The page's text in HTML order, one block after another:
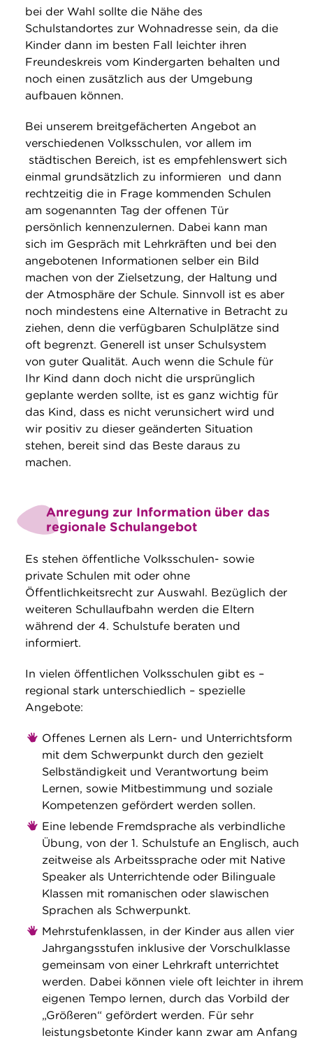
bei der Wahl sollte die Nähe des
Schulstandortes zur Wohnadresse sein, da die
Kinder dann im besten Fall leichter ihren
Freundeskreis vom Kindergarten behalten und
noch einen zusätzlich aus der Umgebung
aufbauen können.
Bei unserem breitgefächerten Angebot an
verschiedenen Volksschulen, vor allem im
städtischen Bereich, ist es empfehlenswert sich
einmal grundsätzlich zu informieren und dann
rechtzeitig die in Frage kommenden Schulen
am sogenannten Tag der offenen Tür
persönlich kennenzulernen. Dabei kann man
sich im Gespräch mit Lehrkräften und bei den
angebotenen Informationen selber ein Bild
machen von der Zielsetzung, der Haltung und
der Atmosphäre der Schule. Sinnvoll ist es aber
noch mindestens eine Alternative in Betracht zu
ziehen, denn die verfügbaren Schulplätze sind
oft begrenzt. Generell ist unser Schulsystem
von guter Qualität. Auch wenn die Schule für
Ihr Kind dann doch nicht die ursprünglich
geplante werden sollte, ist es ganz wichtig für
das Kind, dass es nicht verunsichert wird und
wir positiv zu dieser geänderten Situation
stehen, bereit sind das Beste daraus zu
machen.
Anregung zur Information über das
regionale Schulangebot
Es stehen öffentliche Volksschulen- sowie
private Schulen mit oder ohne
Öffentlichkeitsrecht zur Auswahl. Bezüglich der
weiteren Schullaufbahn werden die Eltern
während der 4. Schulstufe beraten und
informiert.
In vielen öffentlichen Volksschulen gibt es –
regional stark unterschiedlich – spezielle
Angebote:
Offenes Lernen als Lern- und Unterrichtsform
mit dem Schwerpunkt durch den gezielt
Selbständigkeit und Verantwortung beim
Lernen, sowie Mitbestimmung und soziale
Kompetenzen gefördert werden sollen.
Eine lebende Fremdsprache als verbindliche
Übung, von der 1. Schulstufe an Englisch, auch
zeitweise als Arbeitssprache oder mit Native
Speaker als Unterrichtende oder Bilinguale
Klassen mit romanischen oder slawischen
Sprachen als Schwerpunkt.
Mehrstufenklassen, in der Kinder aus allen vier
Jahrgangsstufen inklusive der Vorschulklasse
gemeinsam von einer Lehrkraft unterrichtet
werden. Dabei können viele oft leichter in ihrem
eigenen Tempo lernen, durch das Vorbild der
„Größeren“ gefördert werden. Für sehr
leistungsbetonte Kinder kann zwar am Anfang